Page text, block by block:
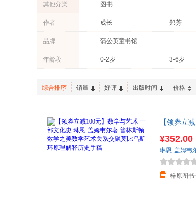
其他分类 图书
作者 成长 郑芳
品牌 蒲公英童书馆
年龄段 0-2岁 3-6岁
综合排序 销量 好评 出版时间 价格
【领券立
¥352.00
梓原图书
琳恩·盖姆韦